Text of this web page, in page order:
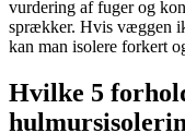
vurdering af fuger og
sprækker. Hvis væggen
kan man isolere forkert
Hvilke 5